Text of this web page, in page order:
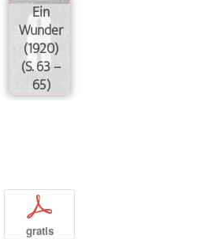
Ein
Wunder
(1920)
(S. 63 –
65)
p
gratis